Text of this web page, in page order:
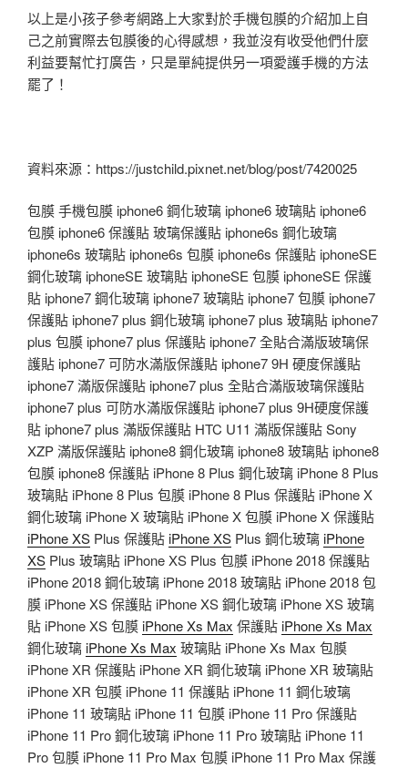
以上是小孩子參考網路上大家對於手機包膜的介紹加上自
己之前實際去包膜後的心得感想，我並沒有收受他們什麼
利益要幫忙打廣告，只是單純提供另一項愛護手機的方法
罷了！
資料來源：https://justchild.pixnet.net/blog/post/7420025
包膜 手機包膜 iphone6 鋼化玻璃 iphone6 玻璃貼 iphone6
包膜 iphone6 保護貼 玻璃保護貼 iphone6s 鋼化玻璃
iphone6s 玻璃貼 iphone6s 包膜 iphone6s 保護貼 iphoneSE
鋼化玻璃 iphoneSE 玻璃貼 iphoneSE 包膜 iphoneSE 保護
貼 iphone7 鋼化玻璃 iphone7 玻璃貼 iphone7 包膜 iphone7
保護貼 iphone7 plus 鋼化玻璃 iphone7 plus 玻璃貼 iphone7
plus 包膜 iphone7 plus 保護貼 iphone7 全貼合滿版玻璃保
護貼 iphone7 可防水滿版保護貼 iphone7 9H 硬度保護貼
iphone7 滿版保護貼 iphone7 plus 全貼合滿版玻璃保護貼
iphone7 plus 可防水滿版保護貼 iphone7 plus 9H硬度保護
貼 iphone7 plus 滿版保護貼 HTC U11 滿版保護貼 Sony
XZP 滿版保護貼 iphone8 鋼化玻璃 iphone8 玻璃貼 iphone8
包膜 iphone8 保護貼 iPhone 8 Plus 鋼化玻璃 iPhone 8 Plus
玻璃貼 iPhone 8 Plus 包膜 iPhone 8 Plus 保護貼 iPhone X
鋼化玻璃 iPhone X 玻璃貼 iPhone X 包膜 iPhone X 保護貼
iPhone XS Plus 保護貼iPhone XS Plus 鋼化玻璃iPhone
XS Plus 玻璃貼 iPhone XS Plus 包膜 iPhone 2018 保護貼
iPhone 2018 鋼化玻璃 iPhone 2018 玻璃貼 iPhone 2018 包
膜 iPhone XS 保護貼 iPhone XS 鋼化玻璃 iPhone XS 玻璃
貼 iPhone XS 包膜iPhone Xs Max 保護貼iPhone Xs Max
鋼化玻璃iPhone Xs Max 玻璃貼 iPhone Xs Max 包膜
iPhone XR 保護貼 iPhone XR 鋼化玻璃 iPhone XR 玻璃貼
iPhone XR 包膜 iPhone 11 保護貼 iPhone 11 鋼化玻璃
iPhone 11 玻璃貼 iPhone 11 包膜 iPhone 11 Pro 保護貼
iPhone 11 Pro 鋼化玻璃 iPhone 11 Pro 玻璃貼 iPhone 11
Pro 包膜 iPhone 11 Pro Max 包膜 iPhone 11 Pro Max 保護